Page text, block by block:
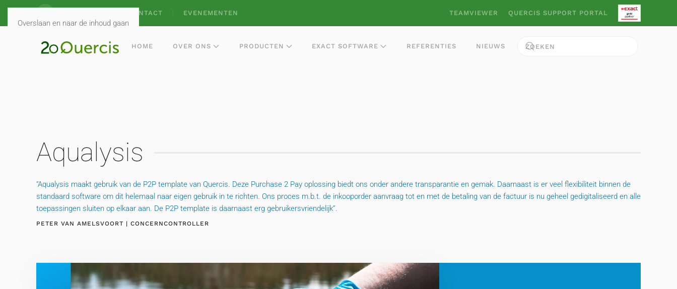
Overslaan en naar de inhoud gaan
CONTACT EVENEMENTEN TEAMVIEWER QUERCIS SUPPORT PORTAL
HOME OVER ONS PRODUCTEN EXACT SOFTWARE REFERENTIES NIEUWS
Aqualysis
“Aqualysis maakt gebruik van de P2P template van Quercis. Deze Purchase 2 Pay oplossing biedt ons onder andere transparantie en gemak. Daarnaast is er veel flexibiliteit binnen de
standaard software om dit helemaal naar eigen gebruik in te richten. Ons proces m.b.t. de inkooporder aanvraag tot en met de betaling van de factuur is nu geheel gedigitaliseerd en alle
toepassingen sluiten op elkaar aan. De P2P template is daarnaast erg gebruikersvriendelijk”.
PETER VAN AMELSVOORT | CONCERNCONTROLLER